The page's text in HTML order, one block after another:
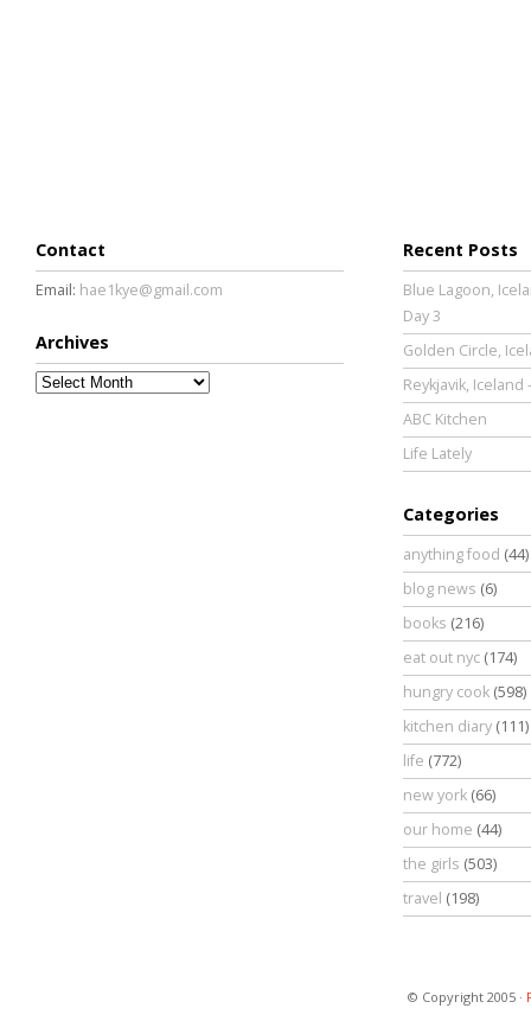
Contact
Email: hae1kye@gmail.com
Archives
Archives
Recent Posts
Blue Lagoon,
Day 3
Golden Circle,
Reykjavik, Iceland
ABC Kitchen
Life Lately
Categories
anything food (44)
blog news (6)
books (216)
eat out nyc (174)
hungry cook (598)
kitchen diary (111)
life (772)
new york (66)
our home (44)
the girls (503)
travel (198)
© Copyright 2005 ·